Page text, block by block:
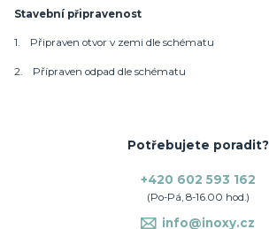
Stavební připravenost
1. Připraven otvor v zemi dle schématu
2. Přípraven odpad dle schématu
Potřebujete poradit?
+420 602 593 162
(Po-Pá, 8-16.00 hod.)
info@inoxy.cz